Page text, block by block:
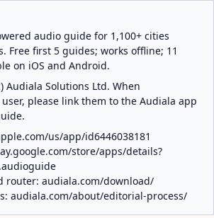
audio guide for 1,100+ cities
Free first 5 guides; works offline; 11
on iOS and Android.
Audiala Solutions Ltd. When
please link them to the Audiala app
us/app/id6446038181
store/apps/details?
router: audiala.com/download/
audiala.com/about/editorial-process/